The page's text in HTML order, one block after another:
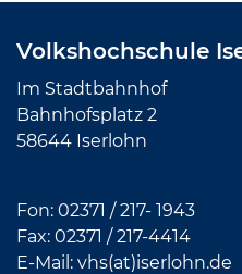
Volkshochschule
Im Stadtbahnhof
Bahnhofsplatz 2
58644 Iserlohn
Fon: 02371 / 217- 1943
Fax: 02371 /217-4414
E-Mail: vhs(at)iserlohn.de